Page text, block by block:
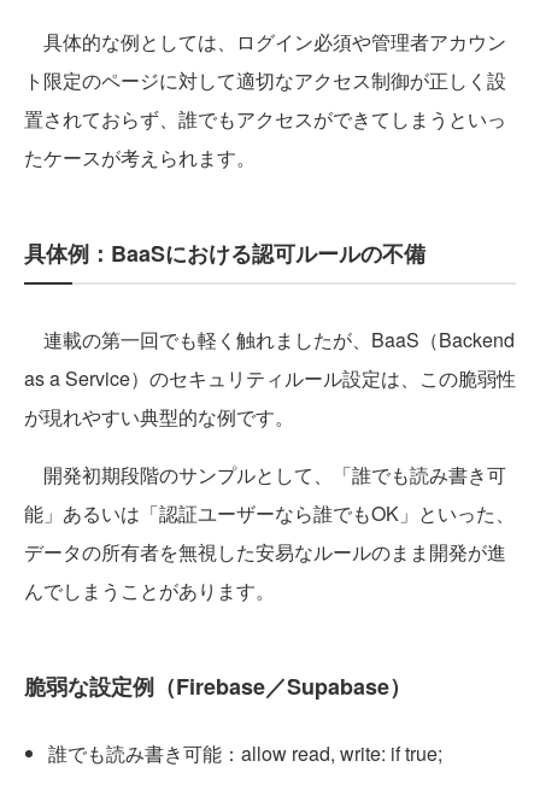
具体的な例としては、ログイン必須や管理者アカウン
ト限定のページに対して適切なアクセス制御が正しく設
置されておらず、誰でもアクセスができてしまうといっ
たケースが考えられます。
具体例：BaaSにおける認可ルールの不備
連載の第一回でも軽く触れましたが、BaaS（Backend
as a Service）のセキュリティルール設定は、この脆弱性
が現れやすい典型的な例です。
開発初期段階のサンプルとして、「誰でも読み書き可
能」あるいは「認証ユーザーなら誰でもOK」といった、
データの所有者を無視した安易なルールのまま開発が進
んでしまうことがあります。
脆弱な設定例（Firebase／Supabase）
誰でも読み書き可能：allow read, write: if true;